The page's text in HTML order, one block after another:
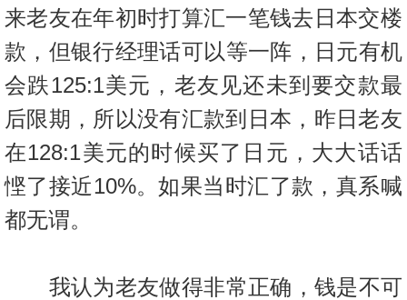
产
闻
数
据
公
布
置
来老友在年初时打算汇一笔钱去日本交楼
款，但银行经理话可以等一阵，日元有机
会跌125:1美元，老友见还未到要交款最
后限期，所以没有汇款到日本，昨日老友
在128:1美元的时候买了日元，大大话话
悭了接近10%。如果当时汇了款，真系喊
都无谓。
我认为老友做得非常正确，钱是不可